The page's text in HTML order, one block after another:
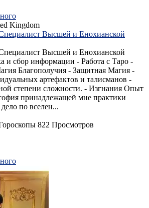
Kingdom
Высшей и Енохианской
Высшей и Енохианской
и сбор информации - Работа с Таро -
Благополучия - Защитная Магия -
артефактов и талисманов -
степени сложности. - Изгнания Опыт
принадлежащей мне практики
по вселен...
822 Просмотров